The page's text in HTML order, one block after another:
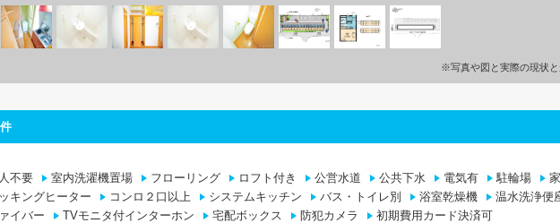
※写真や図と実際の現状
不要 室内洗濯機置場 フローリング ロフト付き 公営水道 公共下水 電気有 駐輪場
キングヒーター
コンロ２口以上 システムキッチン バス・トイレ別 浴室乾燥機
温水洗浄便
イバー
TVモニタ付インターホン 宅配ボックス 防犯カメラ 初期費用カード決済可